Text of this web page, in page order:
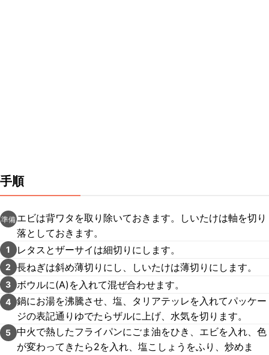
手順
準備 エビは背ワタを取り除いておきます。しいたけは軸を切り
落としておきます。
1 レタスとザーサイは細切りにします。
2 長ねぎは斜め薄切りにし、しいたけは薄切りにします。
3 ボウルに(A)を入れて混ぜ合わせます。
4 鍋にお湯を沸騰させ、塩、タリアテッレを入れてパッケー
ジの表記通りゆでたらザルに上げ、水気を切ります。
5 中火で熱したフライパンにごま油をひき、エビを入れ、色
が変わってきたら2を入れ、塩こしょうをふり、炒めま